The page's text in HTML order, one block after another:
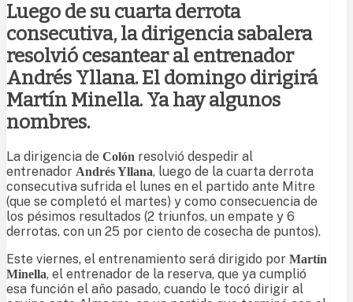
Luego de su cuarta derrota
consecutiva, la dirigencia sabalera
resolvió cesantear al entrenador
Andrés Yllana. El domingo dirigirá
Martín Minella. Ya hay algunos
nombres.
La dirigencia de Colón resolvió despedir al
entrenador Andrés Yllana, luego de la cuarta derrota
consecutiva sufrida el lunes en el partido ante Mitre
(que se completó el martes) y como consecuencia de
los pésimos resultados (2 triunfos, un empate y 6
derrotas, con un 25 por ciento de cosecha de puntos).
Este viernes, el entrenamiento será dirigido por Martín
Minella, el entrenador de la reserva, que ya cumplió
esa función el año pasado, cuando le tocó dirigir al